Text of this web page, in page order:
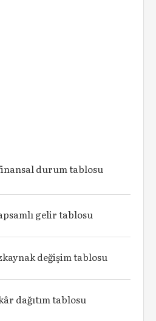
durum tablosu
gelir tablosu
değişim tablosu
dağıtım tablosu